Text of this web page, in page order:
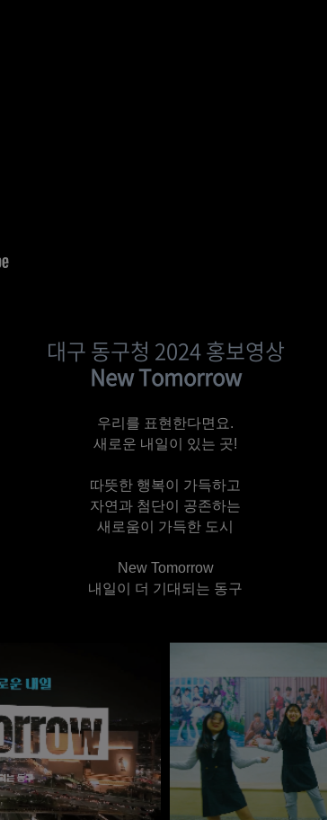
대구 동구청 2024 홍보영상
New Tomorrow
우리를 표현한다면요.
새로운 내일이 있는 곳!
따뜻한 행복이 가득하고
자연과 첨단이 공존하는
새로움이 가득한 도시
New Tomorrow
내일이 더 기대되는 동구